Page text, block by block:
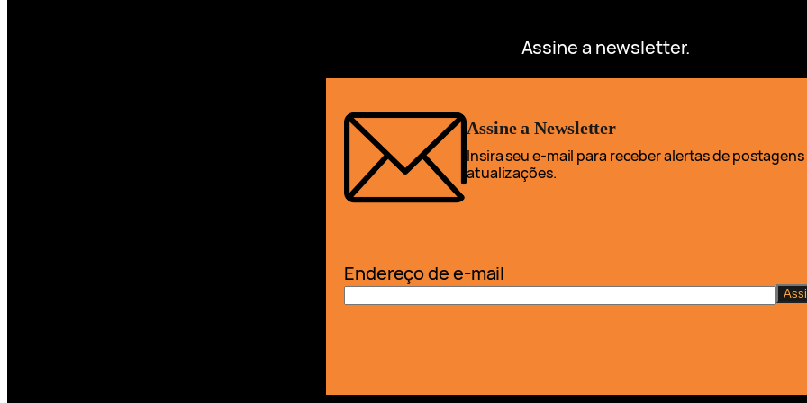
Assine a newsletter.
Assine a Newsletter
Insira seu e-mail para receber alertas de postagens
atualizações.
Endereço de e-mail